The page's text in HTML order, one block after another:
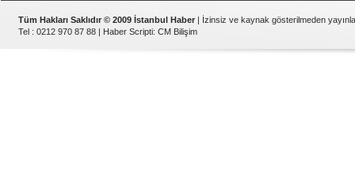
Tüm Hakları Saklıdır © 2009 İstanbul Haber | İzinsiz ve kaynak gösterilmeden
Tel : 0212 970 87 88 | Haber Scripti: CM Bilişim